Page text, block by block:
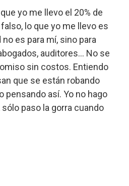
yo me llevo el 20% de
lo que yo me llevo es
no es para mí, sino para
auditores... No se
sin costos. Entiendo
que se están robando
pensando así. Yo no hago
paso la gorra cuando